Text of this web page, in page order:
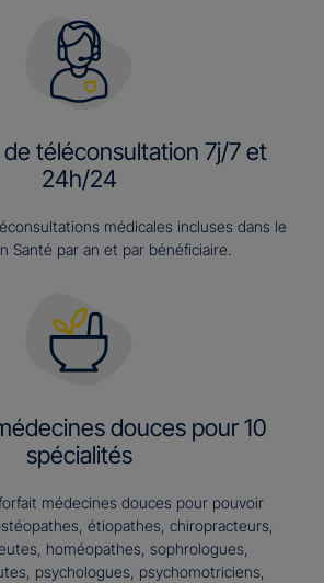
téléconsultation 7j/7 et
24h/24
médicales incluses dans le
Santé par an et par bénéficiaire.
douces pour 10
spécialités
médecines douces pour pouvoir
étiopathes, chiropracteurs,
homéopathes, sophrologues,
psychologues, psychomotriciens,